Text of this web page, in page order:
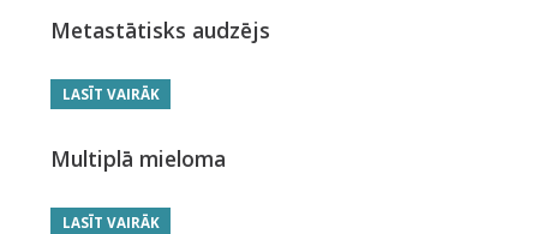
Metastātisks audzējs
LASĪT VAIRĀK
Multiplā mieloma
LASĪT VAIRĀK